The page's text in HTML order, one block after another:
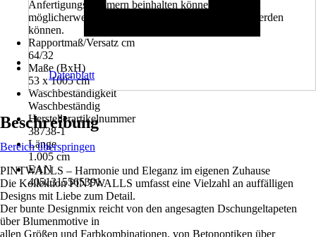
Anfertigungsnummern beinhalten können und somit
möglicherweise nicht in einem Projekt verarbeitet werden
können.
Rapportmaß/Versatz cm
64/32
Maße (BxH)
53 x 1005 cm
Waschbeständigkeit
Waschbeständig
Herstellerartikelnummer
38738-1
Länge
1.005 cm
EAN
4051315565391
Datenblatt
Beschreibung
Bereich überspringen
PINTWALLS – Harmonie und Eleganz im eigenen Zuhause
Die Kollektion PINTWALLS umfasst eine Vielzahl an auffälligen
Designs mit Liebe zum Detail.
Der bunte Designmix reicht von den angesagten Dschungeltapeten
über Blumenmotive in
allen Größen und Farbkombinationen, von Betonoptiken über